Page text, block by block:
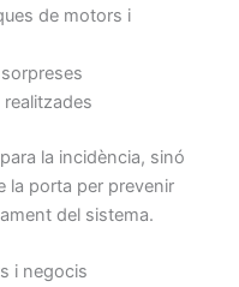
de motors i
la incidència, sinó
la porta per prevenir
del sistema.
i negocis